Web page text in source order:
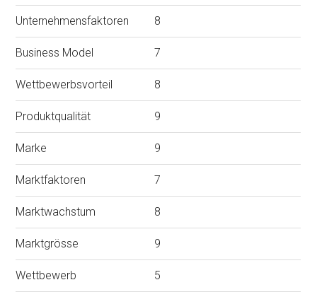
Unternehmensfaktoren 8
Business Model 7
Wettbewerbsvorteil 8
Produktqualität 9
Marke 9
Marktfaktoren 7
Marktwachstum 8
Marktgrösse 9
Wettbewerb 5